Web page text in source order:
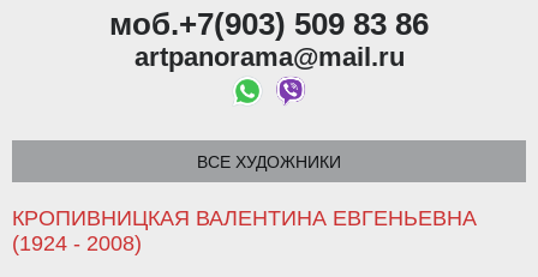
моб.+7(903) 509 83 86
artpanorama@mail.ru
ВСЕ ХУДОЖНИКИ
КРОПИВНИЦКАЯ ВАЛЕНТИНА ЕВГЕНЬЕВНА
(1924 - 2008)